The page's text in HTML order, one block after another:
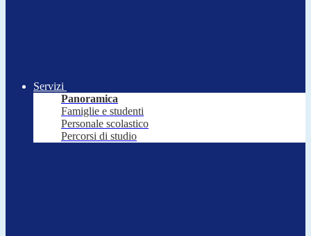
Servizi
Panoramica
Famiglie e studenti
Personale scolastico
Percorsi di studio